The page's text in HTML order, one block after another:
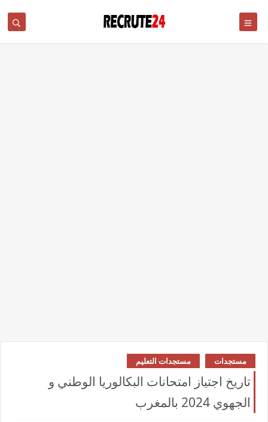
مستجدات مستجدات التعليم
تاريخ اجتياز امتحانات البكالوريا الوطني و
الجهوي 2024 بالمغرب